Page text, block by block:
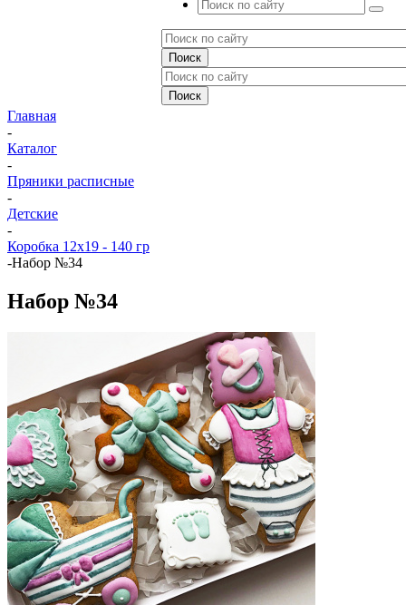
Главная
-
Каталог
-
Пряники расписные
-
Детские
-
Коробка 12x19 - 140 гр
-Набор №34
Набор №34